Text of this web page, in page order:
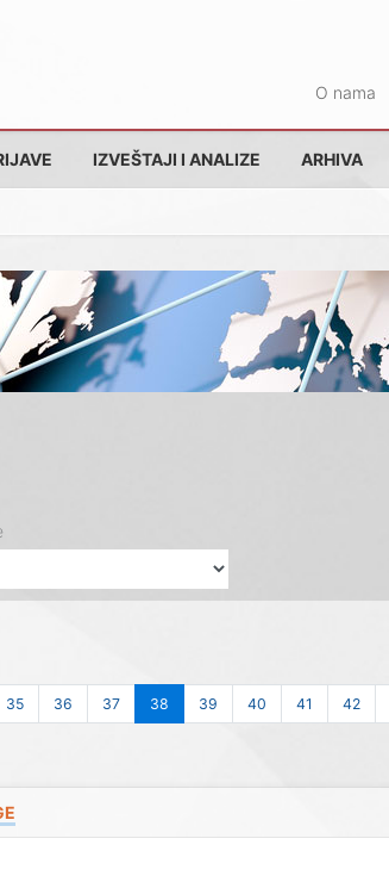
O nama
IZVEŠTAJI I ANALIZE ARHIVA
35 36 37 38 39 40 41 42